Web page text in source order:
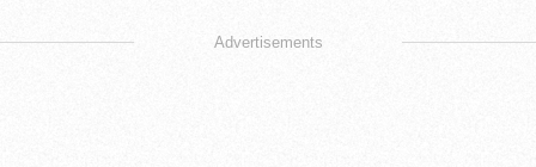
Advertisements